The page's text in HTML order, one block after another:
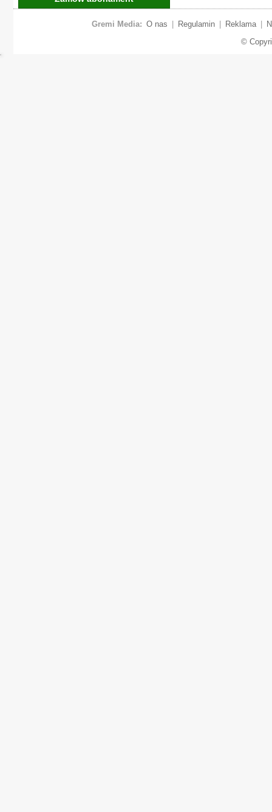
Gremi Media: O nas Regulamin Reklama
©